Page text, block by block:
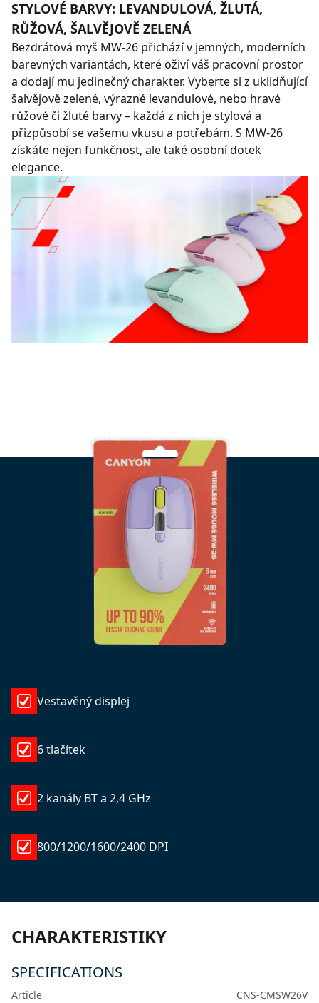
STYLOVÉ BARVY: LEVANDULOVÁ, ŽLUTÁ,
RŮŽOVÁ, ŠALVĚJOVĚ ZELENÁ
Bezdrátová myš MW-26 přichází v jemných, moderních
barevných variantách, které oživí váš pracovní prostor
a dodají mu jedinečný charakter. Vyberte si z uklidňující
šalvějově zelené, výrazné levandulové, nebo hravé
růžové či žluté barvy – každá z nich je stylová a
přizpůsobí se vašemu vkusu a potřebám. S MW-26
získáte nejen funkčnost, ale také osobní dotek
elegance.
Vestavěný displej
6 tlačítek
2 kanály BT a 2,4 GHz
800/1200/1600/2400 DPI
CHARAKTERISTIKY
SPECIFICATIONS
Article
CNS-CMSW26V